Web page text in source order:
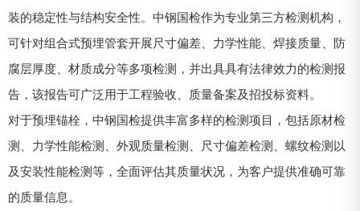
装的稳定性与结构安全性。中钢国检作为专业第三方检测机构，
可针对组合式预埋管套开展尺寸偏差、力学性能、焊接质量、防
腐层厚度、材质成分等多项检测，并出具具有法律效力的检测报
告，该报告可广泛用于工程验收、质量备案及招投标资料。
对于预埋锚栓，中钢国检提供丰富多样的检测项目，包括原材检
测、力学性能检测、外观质量检测、尺寸偏差检测、螺纹检测以
及安装性能检测等，全面评估其质量状况，为客户提供准确可靠
的质量信息。